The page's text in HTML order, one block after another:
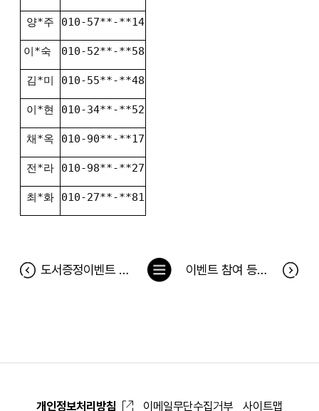
양*주 010-57**-**14
이*숙 010-52**-**58
김*미 010-55**-**48
이*현 010-34**-**52
채*옥 010-90**-**17
전*라 010-98**-**27
최*화 010-27**-**81
도서증정이벤트 <유지어터 권미진의 먹으면서 빼는 다이어트 레시피> 당첨자 이벤트 참여 등의 SNS 게시글의 컨텐츠 활용의 건
목
록
개인정보처리방침 이메일무단수집거부 사이트맵